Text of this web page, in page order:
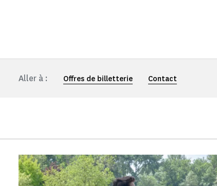
Aller à : Offres de billetterie Contact